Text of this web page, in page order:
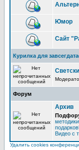
Юмор
Сайт
Курилка для
Форум
Архив
методики
подарков!
Видео с
Удалить cookies